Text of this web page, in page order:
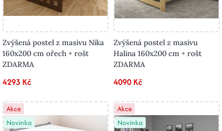
Zvýšená postel z masivu Nika
160x200 cm ořech + rošt
ZDARMA
4293 Kč
Zvýšená postel z masivu
Halina 160x200 cm + rošt
ZDARMA
4090 Kč
Akce
Novinka
Akce
Novinka